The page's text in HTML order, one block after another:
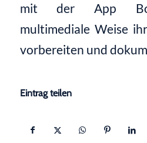
mit der App
multimediale Weise
vorbereiten und
Eintrag teilen